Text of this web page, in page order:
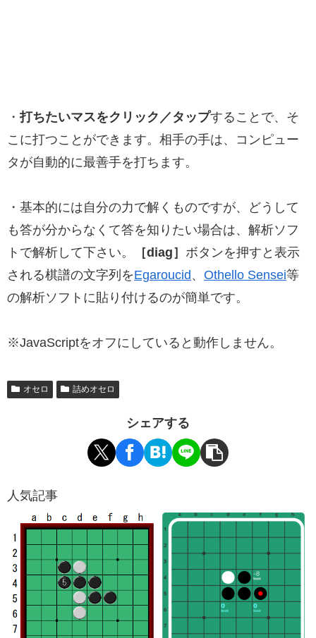
・打ちたいマスをクリック／タップすることで、そ
こに打つことができます。相手の手は、コンピュー
タが自動的に最善手を打ちます。
・基本的には自分の力で解くものですが、どうして
も答が分からなくて答を知りたい場合は、解析ソフ
トで解析して下さい。
［diag］ ボタンを押すと表示
される棋譜の文字列をEgaroucid、 Othello Sensei等
の解析ソフトに貼り付けるのが簡単です。
※JavaScriptをオフにしていると動作しません。
オセロ 詰めオセロ
シェアする
人気記事